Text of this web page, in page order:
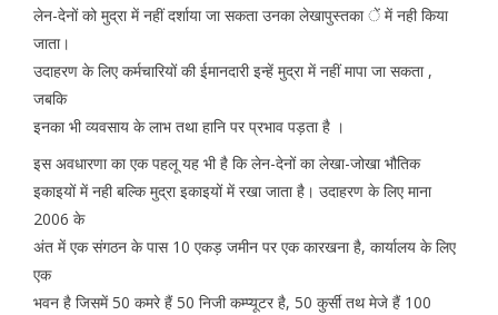
लेन-देनों को मुद्रा में नहीं दर्शाया जा सकता उनका लेखापुस्तका ें में नही किया
जाता।
उदाहरण के लिए कर्मचारियों की ईमानदारी इन्हें मुद्रा में नहीं मापा जा सकता ,
जबकि
इनका भी व्यवसाय के लाभ तथा हानि पर प्रभाव पड़ता है ।
इस अवधारणा का एक पहलू यह भी है कि लेन-देनों का लेखा-जोखा भौतिक
इकाइयों में नही बल्कि मुद्रा इकाइयों में रखा जाता है। उदाहरण के लिए माना
2006 के
अंत में एक संगठन के पास 10 एकड़ जमीन पर एक कारखना है, कार्यालय के लिए
एक
भवन है जिसमें 50 कमरे हैं 50 निजी कम्प्यूटर है, 50 कुर्सी तथ मेजे हैं 100